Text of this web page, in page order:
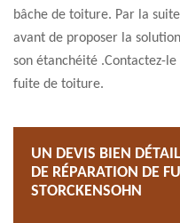
bâche de toiture. Par la
avant de proposer la
son étanchéité .Contactez-
fuite de toiture.
UN DEVIS BIEN
DE RÉPARATION DE
STORCKENSOHN